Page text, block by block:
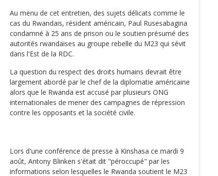
Au menu de cet entretien, des sujets délicats comme le
cas du Rwandais, résident américain, Paul Rusesabagina
condamné à 25 ans de prison ou le soutien présumé des
autorités rwandaises au groupe rebelle du M23 qui sévit
dans l'Est de la RDC.
La question du respect des droits humains devrait être
largement abordé par le chef de la diplomatie américaine
alors que le Rwanda est accusé par plusieurs ONG
internationales de mener des campagnes de répression
contre les opposants et la société civile.
Lors d'une conférence de presse à Kinshasa ce mardi 9
août, Antony Blinken s'était dit "péroccupé" par les
informations selon lesquelles le Rwanda soutient le M23